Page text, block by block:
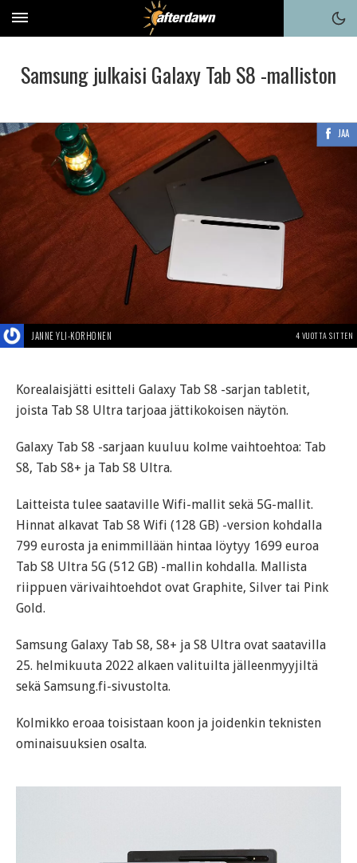
Samsung julkaisi Galaxy Tab S8 -malliston
JAA
JANNE YLI-KORHONEN 4 VUOTTA SITTEN
Korealaisjätti esitteli Galaxy Tab S8 -sarjan tabletit,
joista Tab S8 Ultra tarjoaa jättikokoisen näytön.
Galaxy Tab S8 -sarjaan kuuluu kolme vaihtoehtoa: Tab
S8, Tab S8+ ja Tab S8 Ultra.
Laitteista tulee saataville Wifi-mallit sekä 5G-mallit.
Hinnat alkavat Tab S8 Wifi (128 GB) -version kohdalla
799 eurosta ja enimmillään hintaa löytyy 1699 euroa
Tab S8 Ultra 5G (512 GB) -mallin kohdalla. Mallista
riippuen värivaihtoehdot ovat Graphite, Silver tai Pink
Gold.
Samsung Galaxy Tab S8, S8+ ja S8 Ultra ovat saatavilla
25. helmikuuta 2022 alkaen valituilta jälleenmyyjiltä
sekä Samsung.fi-sivustolta.
Kolmikko eroaa toisistaan koon ja joidenkin teknisten
ominaisuuksien osalta.